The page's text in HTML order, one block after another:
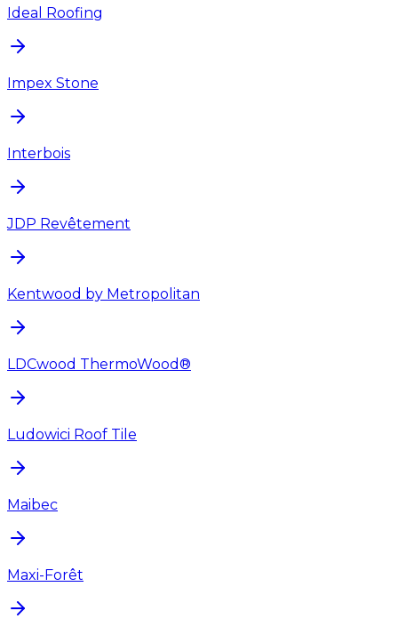
Ideal Roofing
Impex Stone
Interbois
JDP Revêtement
Kentwood by Metropolitan
LDCwood ThermoWood®
Ludowici Roof Tile
Maibec
Maxi-Forêt